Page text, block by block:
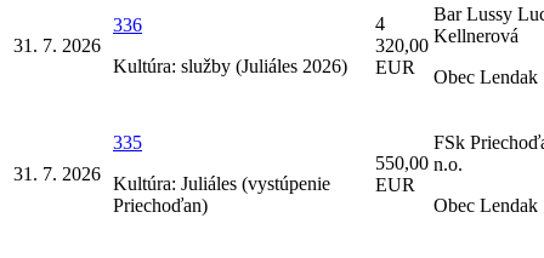
31. 7. 2026
336
Kultúra: služby (Juliáles 2026)
4
320,00
EUR
Bar Lussy
Kellnerová
Obec Lendak
31. 7. 2026
335
Kultúra: Juliáles (vystúpenie
Priechoďan)
550,00
EUR
FSk
n.o.
Obec Lendak